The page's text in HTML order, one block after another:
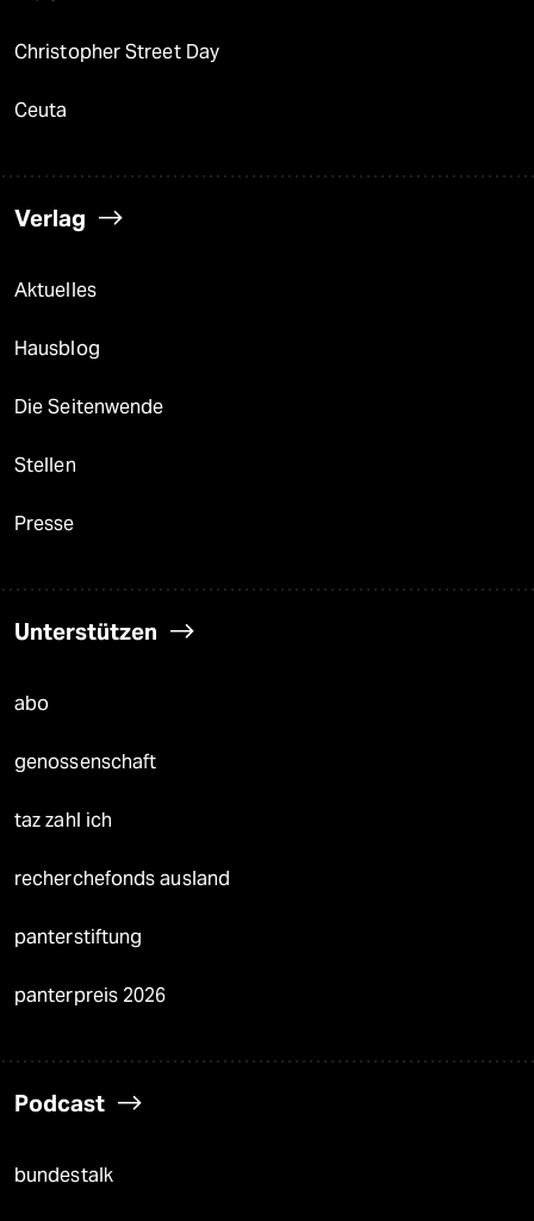
Christopher Street Day
Ceuta
Verlag
Aktuelles
Hausblog
Die Seitenwende
Stellen
Presse
Unterstützen
abo
genossenschaft
taz zahl ich
recherchefonds ausland
panterstiftung
panterpreis 2026
Podcast
bundestalk